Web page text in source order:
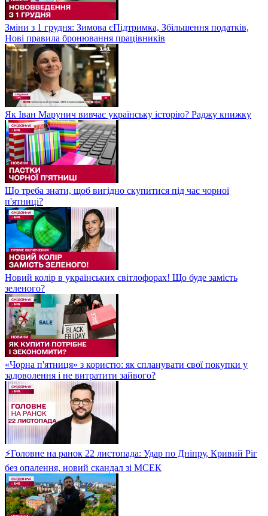
Зміни з 1 грудня: Зимова єПідтримка, Збільшення податків,
Нові правила бронювання працівників
Як Іван Марунич вивчає українську історію? Раджу книжку
Що треба знати, щоб вигідно скупитися під час чорної
п'ятниці?
Новий колір в українських світлофорах! Що буде замість
зеленого?
«Чорна п'ятниця» з користю: як спланувати свої покупки у
задоволення і не витратити зайвого?
⚡Головне на ранок 22 листопада: Удар по Дніпру, Кривий Ріг
без опалення, новий скандал зі МСЕК